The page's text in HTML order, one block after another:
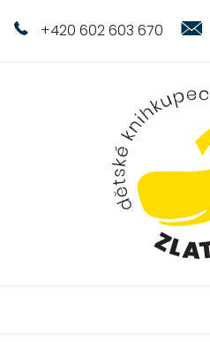
+420 602 603 670